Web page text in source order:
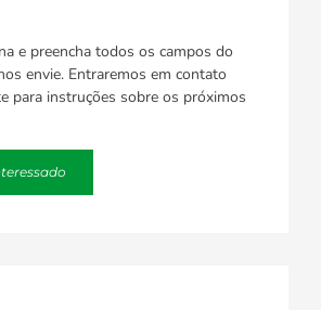
e preencha todos os campos do
envie. Entraremos em contato
para instruções sobre os próximos